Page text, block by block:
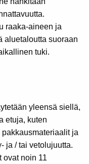
raaka-aineen ja
aluetaloutta suoraan
tuki.
yleensä siellä,
etuja, kuten
ja
ja / tai vetolujuutta.
ovat noin 11